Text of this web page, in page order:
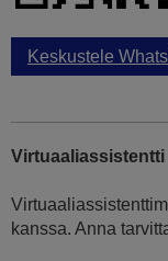
Keskustele
Virtuaaliassistentti
kanssa. Anna